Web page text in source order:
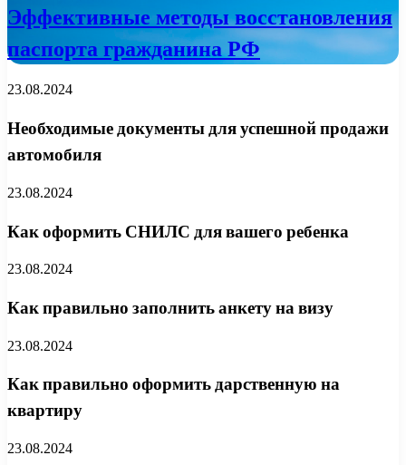
Эффективные методы восстановления
паспорта гражданина РФ
23.08.2024
Необходимые документы для успешной продажи
автомобиля
23.08.2024
Как оформить СНИЛС для вашего ребенка
23.08.2024
Как правильно заполнить анкету на визу
23.08.2024
Как правильно оформить дарственную на
квартиру
23.08.2024